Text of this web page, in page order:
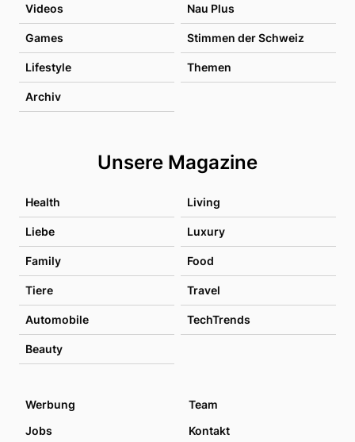
Videos Nau Plus
Games Stimmen der Schweiz
Lifestyle Themen
Archiv
Unsere Magazine
Health Living
Liebe Luxury
Family Food
Tiere Travel
Automobile TechTrends
Beauty
Werbung
Team
Jobs
Kontakt